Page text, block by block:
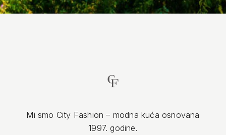
Mi smo City Fashion – modna kuća osnovana
1997. godine.